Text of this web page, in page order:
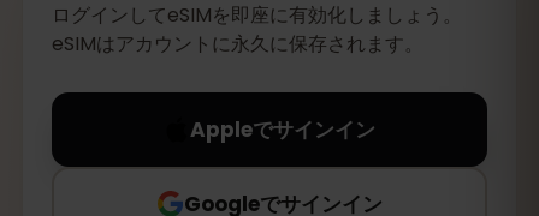
ログインしてeSIMを即座に有効化しましょう。
eSIMはアカウントに永久に保存されます。
Appleでサインイン
Googleでサインイン